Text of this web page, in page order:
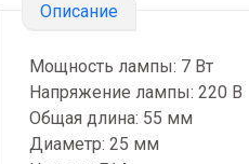
Описание
Мощность лампы: 7 Вт
Напряжение лампы: 220 В
Общая длина: 55 мм
Диаметр: 25 мм